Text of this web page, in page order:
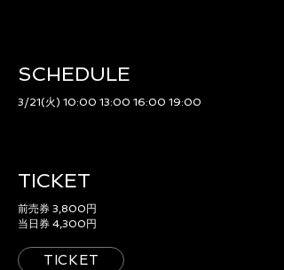
SCHEDULE​
3/21(火) 10:00 13:00 16:00 19:00
TICKET
前売券 3,800円
当日券 4,300円
TICKET